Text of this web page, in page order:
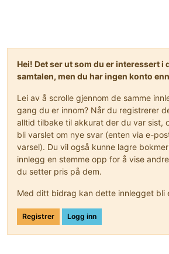
Hei! Det ser ut som du er interessert i
samtalen, men du har ingen konto
Lei av å scrolle gjennom de samme
gang du er innom? Når du registrerer
alltid tilbake til akkurat der du var sist,
bli varslet om nye svar (enten via e-
varsel). Du vil også kunne lagre
innlegg en stemme opp for å vise
du setter pris på dem.
Med ditt bidrag kan dette innlegget bli
Registrer Logg inn